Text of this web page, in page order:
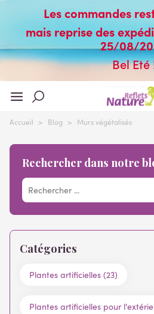
Les commandes
mais reprise des
25/08/
Bel Eté
Accueil > Blog > Murs végétalisés
Rechercher dans notre
Catégories
Plantes artificielles (23)
Plantes artificielles pour